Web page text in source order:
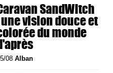
SandWitch
vision douce et
du monde
08Alban